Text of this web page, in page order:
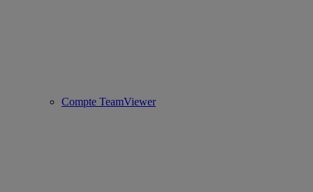
Compte TeamViewer